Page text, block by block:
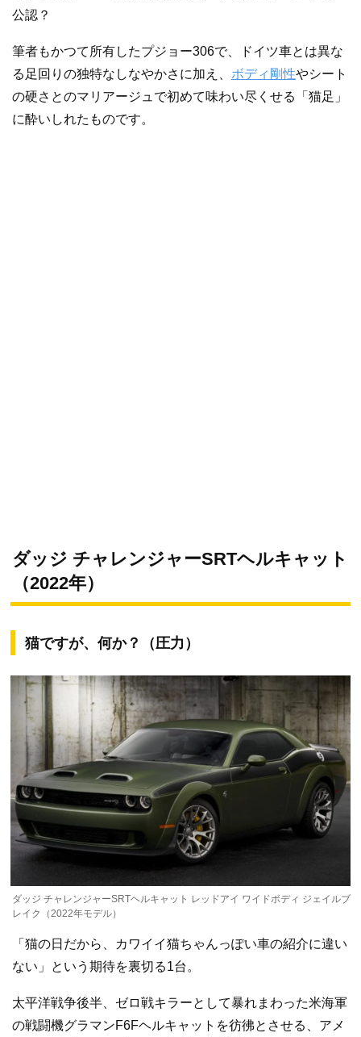
公認？
筆者もかつて所有したプジョー306で、ドイツ車とは異な
る足回りの独特なしなやかさに加え、 ボディ剛性やシート
の硬さとのマリアージュで初めて味わい尽くせる「猫足」
に酔いしれたものです。
ダッジ チャレンジャーSRTヘルキャット
（2022年）
猫ですが、何か？（圧力）
ダッジ チャレンジャーSRTヘルキャット レッドアイ ワイドボディ ジェイルブ
レイク（2022年モデル）
「猫の日だから、カワイイ猫ちゃんっぽい車の紹介に違い
ない」という期待を裏切る1台。
太平洋戦争後半、ゼロ戦キラーとして暴れまわった米海軍
の戦闘機グラマンF6Fヘルキャットを彷彿とさせる、アメ